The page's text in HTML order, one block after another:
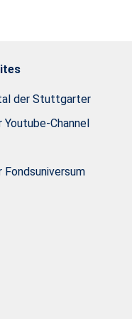
der Stuttgarter
Channel